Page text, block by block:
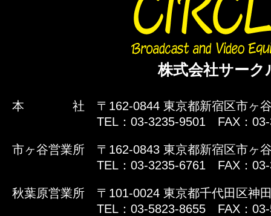
株式会社サーク
本 社
〒162-0844 東京都新宿区市ヶ
TEL：03-3235-9501 FAX：
市ヶ谷営業所
〒162-0843 東京都新宿区市ヶ
TEL：03-3235-6761 FAX：
秋葉原営業所
〒101-0024 東京都千代田区神
TEL：03-5823-8655 FAX：